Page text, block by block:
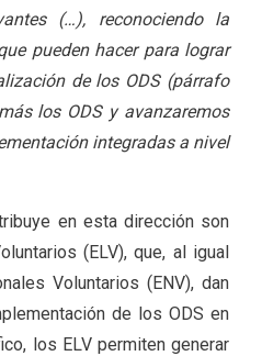
(…), reconociendo la
pueden hacer para lograr
de los ODS (párrafo
los ODS y avanzaremos
integradas a nivel
en esta dirección son
(ELV), que, al igual
Voluntarios (ENV), dan
de los ODS en
los ELV permiten generar